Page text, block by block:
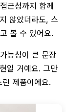
근성까지 함께
않았더라도, 스
볼 수 있어요.
능성이 큰 문장
일 거예요. 그만
제품이에요.